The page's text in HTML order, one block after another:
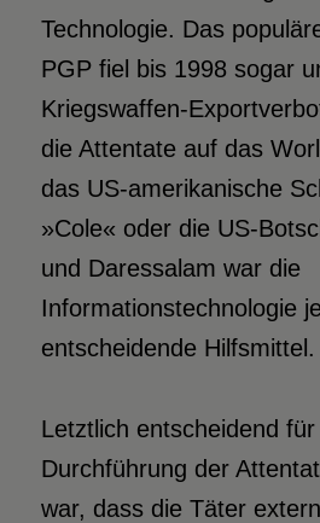
Technologie. Das
PGP fiel bis 1998 sogar
Kriegswaffen-
die Attentate auf das
das US-amerikanische
»Cole« oder die US-
und Daressalam war die
Informationstechnologie
entscheidende Hilfsmittel.
Letztlich entscheidend für
Durchführung der
war, dass die Täter